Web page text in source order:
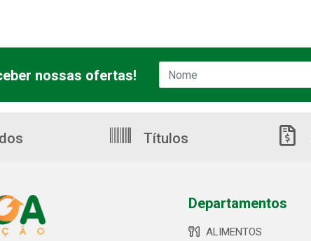
nossas ofertas!
Títulos
Departamentos
ALIMENTOS